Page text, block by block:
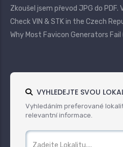
Zkoušel jsem převod JPG do PDF.
Check VIN & STK in the Czech
Why Most Favicon Generators
VYHLEDEJTE SVOU
Vyhledáním preferované
relevantní informace.